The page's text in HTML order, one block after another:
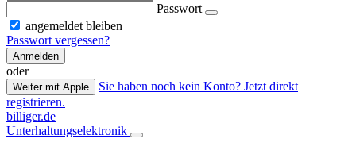
Passwort
angemeldet bleiben
Passwort vergessen?
Anmelden
oder
Weiter mit Apple
Sie haben noch kein Konto? Jetzt direkt
registrieren.
billiger.de
Unterhaltungselektronik